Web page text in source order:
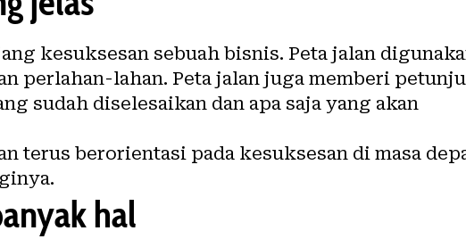
kesuksesan sebuah bisnis. Peta jalan
perlahan-lahan. Peta jalan juga memberi
sudah diselesaikan dan apa saja yang akan
terus berorientasi pada kesuksesan di masa
hal